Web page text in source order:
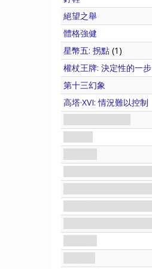
絕望之舉
體格強健
星幣五: 拐點 (1)
權杖王牌: 決定性的一步
第十三幻象
高塔·XVI: 情況難以控制